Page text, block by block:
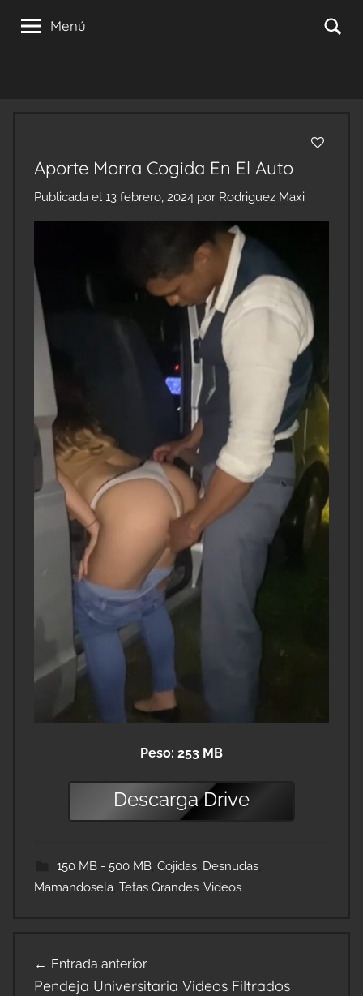
Menú
Aporte Morra Cogida En El Auto
Publicada el 13 febrero, 2024 por Rodriguez Maxi
Peso: 253 MB
DescargaDrive
150 MB - 500 MB, Cojidas, Desnudas,
Mamandosela Tetas Grandes Videos
de
Entrada anterior
Pendeja Universitaria Videos Filtrados